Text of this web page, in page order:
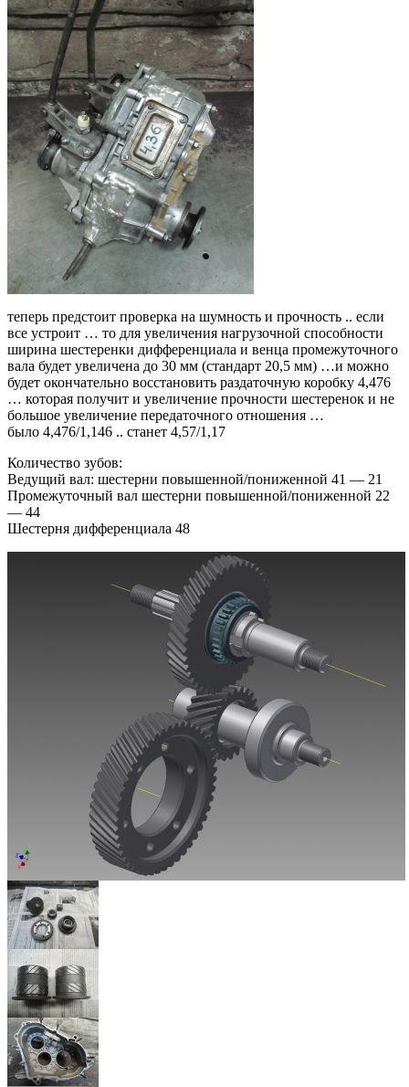
теперь предстоит проверка на шумность и прочность .. если
все устроит … то для увеличения нагрузочной способности
ширина шестеренки дифференциала и венца промежуточного
вала будет увеличена до 30 мм (стандарт 20,5 мм) …и можно
будет окончательно восстановить раздаточную коробку 4,476
… которая получит и увеличение прочности шестеренок и не
большое увеличение передаточного отношения …
было 4,476/1,146 .. станет 4,57/1,17
Количество зубов:
Ведущий вал: шестерни повышенной/пониженной 41 — 21
Промежуточный вал шестерни повышенной/пониженной 22
— 44
Шестерня дифференциала 48